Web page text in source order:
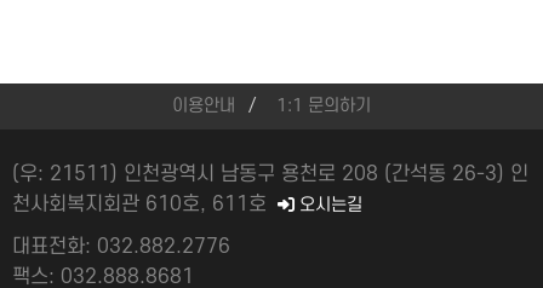
이용안내 1:1 문의하기
(우: 21511) 인천광역시 남동구 용천로 208 (간석동 26-3) 인
천사회복지회관 610호, 611호
오시는길
대표전화: 032.882.2776
팩스: 032.888.8681